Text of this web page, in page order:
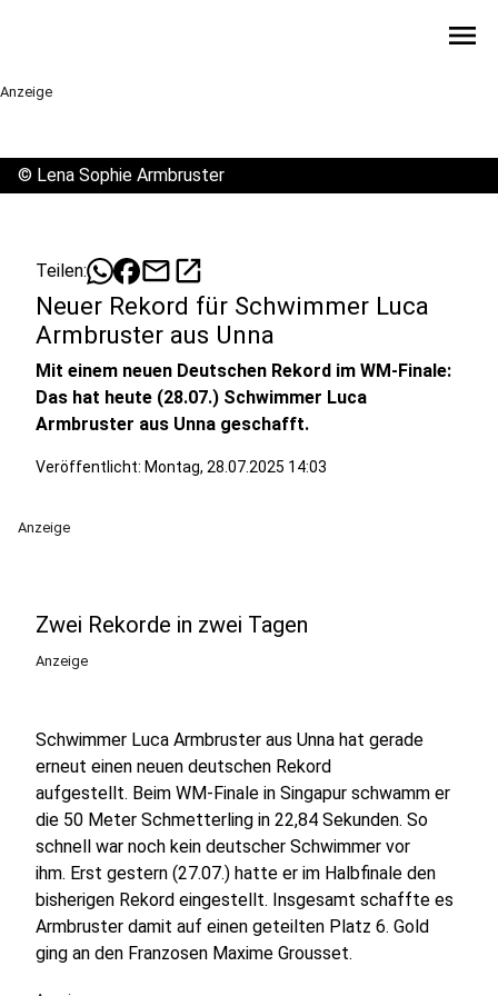
menu
Anzeige
© Lena Sophie Armbruster
Teilen: mailopen_in_new
Neuer Rekord für Schwimmer Luca
Armbruster aus Unna
Mit einem neuen Deutschen Rekord im WM-Finale:
Das hat heute (28.07.) Schwimmer Luca
Armbruster aus Unna geschafft.
Veröffentlicht: Montag, 28.07.2025 14:03
Anzeige
Zwei Rekorde in zwei Tagen
Anzeige
Schwimmer Luca Armbruster aus Unna hat gerade
erneut einen neuen deutschen Rekord
aufgestellt. Beim WM-Finale in Singapur schwamm er
die 50 Meter Schmetterling in 22,84 Sekunden. So
schnell war noch kein deutscher Schwimmer vor
ihm. Erst gestern (27.07.) hatte er im Halbfinale den
bisherigen Rekord eingestellt. Insgesamt schaffte es
Armbruster damit auf einen geteilten Platz 6. Gold
ging an den Franzosen Maxime Grousset.